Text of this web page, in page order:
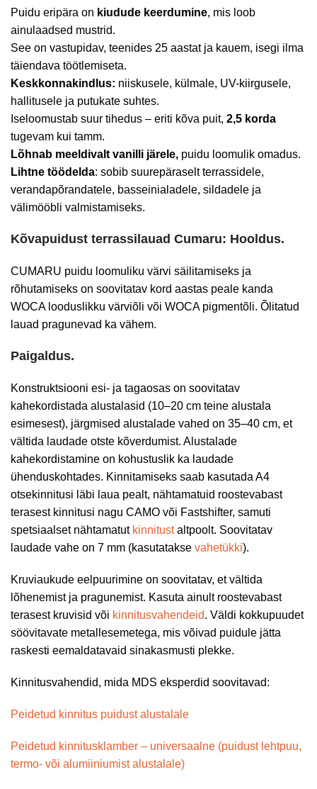
Puidu eripära on kiudude keerdumine, mis loob
ainulaadsed mustrid.
See on vastupidav, teenides 25 aastat ja kauem, isegi ilma
täiendava töötlemiseta.
Keskkonnakindlus: niiskusele, külmale, UV-kiirgusele,
hallitusele ja putukate suhtes.
Iseloomustab suur tihedus – eriti kõva puit, 2,5 korda
tugevam kui tamm.
Lõhnab meeldivalt vanilli järele, puidu loomulik omadus.
Lihtne töödelda: sobib suurepäraselt terrassidele,
verandapõrandatele, basseinialadele, sildadele ja
välimööbli valmistamiseks.
Kõvapuidust terrassilauad Cumaru: Hooldus.
CUMARU puidu loomuliku värvi säilitamiseks ja
rõhutamiseks on soovitatav kord aastas peale kanda
WOCA looduslikku värviõli või WOCA pigmentõli. Õlitatud
lauad pragunevad ka vähem.
Paigaldus.
Konstruktsiooni esi- ja tagaosas on soovitatav
kahekordistada alustalasid (10–20 cm teine alustala
esimesest), järgmised alustalade vahed on 35–40 cm, et
vältida laudade otste kõverdumist. Alustalade
kahekordistamine on kohustuslik ka laudade
ühenduskohtades. Kinnitamiseks saab kasutada A4
otsekinnitusi läbi laua pealt, nähtamatuid roostevabast
terasest kinnitusi nagu CAMO või Fastshifter, samuti
spetsiaalset nähtamatut kinnitustaltpoolt. Soovitatav
laudade vahe on 7 mm (kasutatakse vahetükki).
Kruviaukude eelpuurimine on soovitatav, et vältida
lõhenemist ja pragunemist. Kasuta ainult roostevabast
terasest kruvisid või kinnitusvahendeid. Väldi kokkupuudet
söövitavate metallesemetega, mis võivad puidule jätta
raskesti eemaldatavaid sinakasmusti plekke.
Kinnitusvahendid, mida MDS eksperdid soovitavad:
Peidetud kinnitus puidust alustalale
Peidetud kinnitusklamber – universaalne (puidust lehtpuu,
termo- või alumiiniumist alustalale)